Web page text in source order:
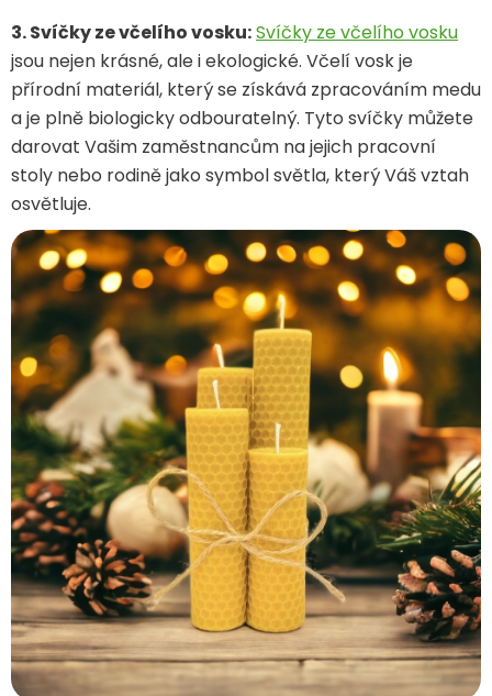
3. Svíčky ze včelího vosku:Svíčky ze včelího vosku
jsou nejen krásné, ale i ekologické. Včelí vosk je
přírodní materiál, který se získává zpracováním medu
a je plně biologicky odbouratelný. Tyto svíčky můžete
darovat Vašim zaměstnancům na jejich pracovní
stoly nebo rodině jako symbol světla, který Váš vztah
osvětluje.